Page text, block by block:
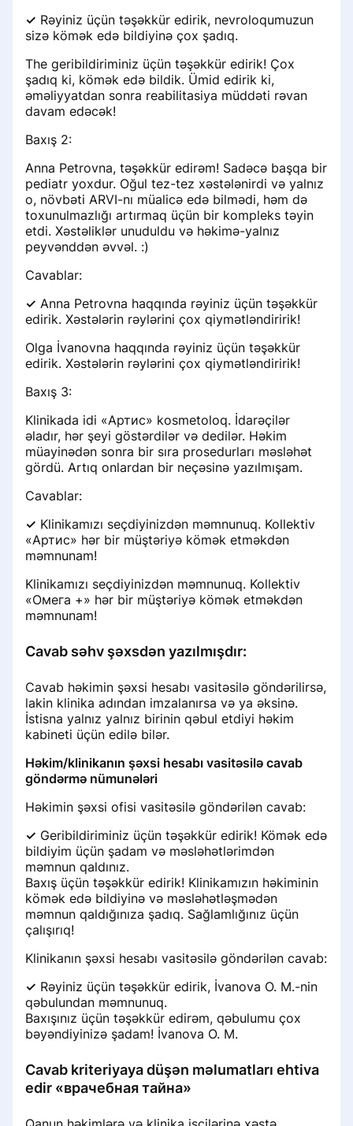
Данные реальной практики
врачей
Бесплатный приём при условии
лечения
✓ Rəyiniz üçün təşəkkür edirik, nevroloqumuzun
sizə kömək edə bildiyinə çox şadıq.
The geribildiriminiz üçün təşəkkür edirik! Çox
şadıq ki, kömək edə bildik. Ümid edirik ki,
əməliyyatdan sonra reabilitasiya müddəti rəvan
davam edəcək!
Baxış 2:
Anna Petrovna, təşəkkür edirəm! Sadəcə başqa bir
pediatr yoxdur. Oğul tez-tez xəstələnirdi və yalnız
o, növbəti ARVI-nı müalicə edə bilmədi, həm də
toxunulmazlığı artırmaq üçün bir kompleks təyin
etdi. Xəstəliklər unuduldu və həkimə-yalnız
peyvənddən əvvəl. :)
Cavablar:
✓ Anna Petrovna haqqında rəyiniz üçün təşəkkür
edirik. Xəstələrin rəylərini çox qiymətləndiririk!
Olga İvanovna haqqında rəyiniz üçün təşəkkür
edirik. Xəstələrin rəylərini çox qiymətləndiririk!
Baxış 3:
Klinikada idi «Артис» kosmetoloq. İdarəçilər
əladır, hər şeyi göstərdilər və dedilər. Həkim
müayinədən sonra bir sıra prosedurları məsləhət
gördü. Artıq onlardan bir neçəsinə yazılmışam.
Cavablar:
✓ Klinikamızı seçdiyinizdən məmnunuq. Kollektiv
«Артис» hər bir müştəriyə kömək etməkdən
məmnunam!
Klinikamızı seçdiyinizdən məmnunuq. Kollektiv
«Омега +» hər bir müştəriyə kömək etməkdən
məmnunam!
Cavab səhv şəxsdən yazılmışdır:
Cavab həkimin şəxsi hesabı vasitəsilə göndərilirsə,
lakin klinika adından imzalanırsa və ya əksinə.
İstisna yalnız yalnız birinin qəbul etdiyi həkim
kabineti üçün edilə bilər.
Həkim/klinikanın şəxsi hesabı vasitəsilə cavab
göndərmə nümunələri
Həkimin şəxsi ofisi vasitəsilə göndərilən cavab:
✓ Geribildiriminiz üçün təşəkkür edirik! Kömək edə
bildiyim üçün şadam və məsləhətlərimdən
məmnun qaldınız.
Baxış üçün təşəkkür edirik! Klinikamızın həkiminin
kömək edə bildiyinə və məsləhətləşmədən
məmnun qaldığınıza şadıq. Sağlamlığınız üçün
çalışırıq!
Klinikanın şəxsi hesabı vasitəsilə göndərilən cavab:
✓ Rəyiniz üçün təşəkkür edirik, İvanova O. M.-nin
qəbulundan məmnunuq.
Baxışınız üçün təşəkkür edirəm, qəbulumu çox
bəyəndiyinizə şadam! İvanova O. M.
Cavab kriteriyaya düşən məlumatları ehtiva
edir «врачебная тайна»